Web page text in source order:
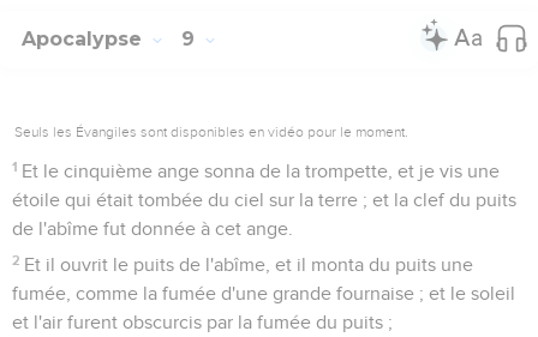
Apocalypse 9
Seuls les Évangiles sont disponibles en vidéo pour le moment.
1 Et le cinquième ange sonna de la trompette, et je vis une
étoile qui était tombée du ciel sur la terre ; et la clef du puits
de l'abîme fut donnée à cet ange.
2 Et il ouvrit le puits de l'abîme, et il monta du puits une
fumée, comme la fumée d'une grande fournaise ; et le soleil
et l'air furent obscurcis par la fumée du puits ;